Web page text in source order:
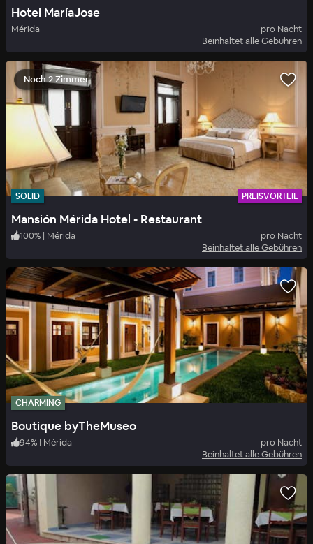
Hotel MaríaJose
Mérida
pro Nacht
Beinhaltet alle Gebühren
Noch 2 Zimmer
SOLID PREISVORTEIL
Mansión Mérida Hotel - Restaurant
100% | Mérida
pro Nacht
Beinhaltet alle Gebühren
CHARMING
Boutique byTheMuseo
94% | Mérida
pro Nacht
Beinhaltet alle Gebühren